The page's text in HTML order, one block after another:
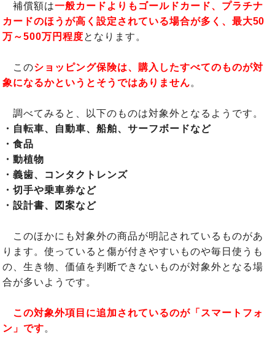
補償額は一般カードよりもゴールドカード、プラチナ
カードのほうが高く設定されている場合が多く、最大50
万～500万円程度となります。
このショッピング保険は、購入したすべてのものが対
象になるかというとそうではありません。
調べてみると、以下のものは対象外となるようです。
・自転車、自動車、船舶、サーフボードなど
・食品
・動植物
・義歯、コンタクトレンズ
・切手や乗車券など
・設計書、図案など
このほかにも対象外の商品が明記されているものがあ
ります。使っていると傷が付きやすいものや毎日使うも
の、生き物、価値を判断できないものが対象外となる場
合が多いようです。
この対象外項目に追加されているのが「スマートフォ
ン」です。